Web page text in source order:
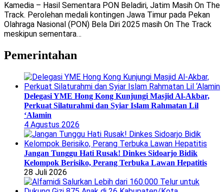
Kamedia – Hasil Sementara PON Beladiri, Jatim Masih On The
Track. Perolehan medali kontingen Jawa Timur pada Pekan
Olahraga Nasional (PON) Bela Diri 2025 masih On The Track
meskipun sementara…
Pemerintahan
Delegasi YME Hong Kong Kunjungi Masjid Al-Akbar,
Perkuat Silaturahmi dan Syiar Islam Rahmatan Lil
‘Alamin
4 Agustus 2026
Jangan Tunggu Hati Rusak! Dinkes Sidoarjo Bidik
Kelompok Berisiko, Perang Terbuka Lawan Hepatitis
28 Juli 2026